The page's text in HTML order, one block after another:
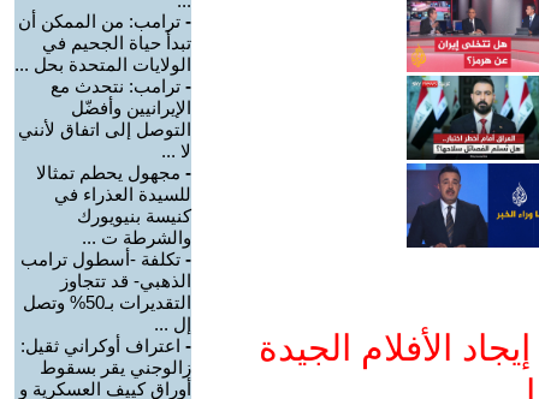
الأفلام الجيدة
- ترامب: من الممكن أن
تبدأ حياة الجحيم في
الولايات المتحدة بحل ...
- ترامب: نتحدث مع
الإيرانيين وأفضّل
التوصل إلى اتفاق لأنني
لا ...
- مجهول يحطم تمثالا
للسيدة العذراء في
كنيسة بنيويورك
والشرطة ت ...
- تكلفة -أسطول ترامب
الذهبي- قد تتجاوز
التقديرات بـ50% وتصل
إل ...
- اعتراف أوكراني ثقيل:
زالوجني يقر بسقوط
أوراق كييف العسكرية و